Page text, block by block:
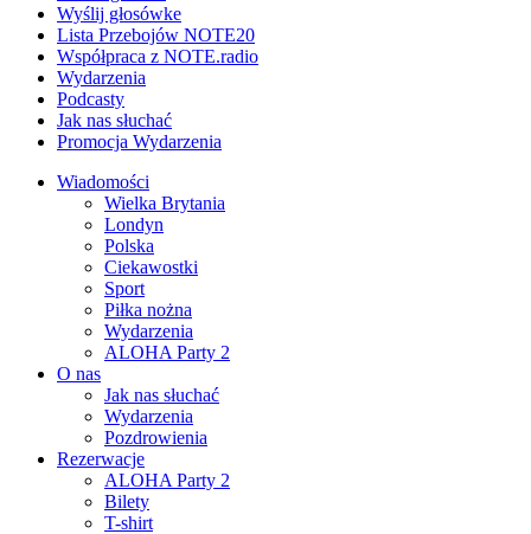
Wyślij głosówke
Lista Przebojów NOTE20
Współpraca z NOTE.radio
Wydarzenia
Podcasty
Jak nas słuchać
Promocja Wydarzenia
Wiadomości
Wielka Brytania
Londyn
Polska
Ciekawostki
Sport
Piłka nożna
Wydarzenia
ALOHA Party 2
O nas
Jak nas słuchać
Wydarzenia
Pozdrowienia
Rezerwacje
ALOHA Party 2
Bilety
T-shirt